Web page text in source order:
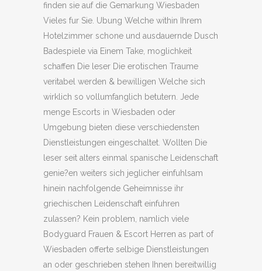
finden sie auf die Gemarkung Wiesbaden
Vieles fur Sie. Ubung Welche within Ihrem
Hotelzimmer schone und ausdauernde Dusch
Badespiele via Einem Take, moglichkeit
schaffen Die leser Die erotischen Traume
veritabel werden & bewilligen Welche sich
wirklich so vollumfanglich betutern. Jede
menge Escorts in Wiesbaden oder
Umgebung bieten diese verschiedensten
Dienstleistungen eingeschaltet. Wollten Die
leser seit alters einmal spanische Leidenschaft
genie?en weiters sich jeglicher einfuhlsam
hinein nachfolgende Geheimnisse ihr
griechischen Leidenschaft einfuhren
zulassen? Kein problem, namlich viele
Bodyguard Frauen & Escort Herren as part of
Wiesbaden offerte selbige Dienstleistungen
an oder geschrieben stehen Ihnen bereitwillig